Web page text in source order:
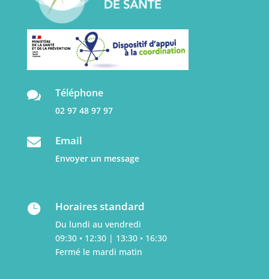
 Téléphone
02 97 48 97 97
 Email
Envoyer un message
 Horaires standard
Du lundi au vendredi
09:30 • 12:30 | 13:30 • 16:30
Fermé le mardi matin